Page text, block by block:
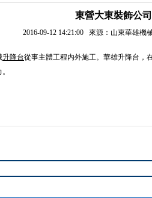
東營大東裝飾公
2016-09-12 14:21:00 來源：山東華雄機
升降台從事主體工程内外施工。華雄升降台，